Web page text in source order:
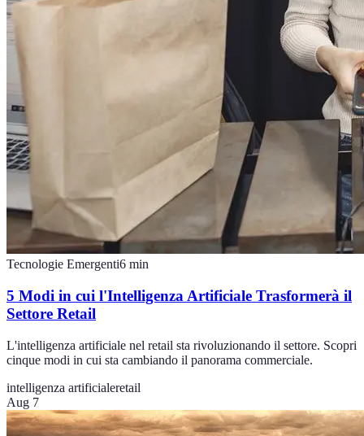
Tecnologie Emergenti6 min
5 Modi in cui l'Intelligenza Artificiale Trasformerà il
Settore Retail
L'intelligenza artificiale nel retail sta rivoluzionando il settore. Scopri
cinque modi in cui sta cambiando il panorama commerciale.
intelligenza artificialeretail
Aug 7